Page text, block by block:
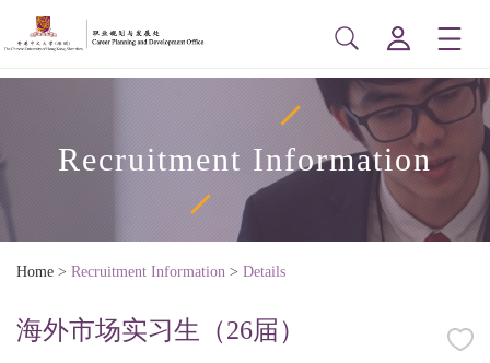
Recruitment Information
Home > Recruitment Information > Details
海外市场实习生（26届）